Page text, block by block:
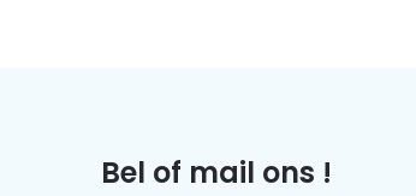
Bel of mail ons !